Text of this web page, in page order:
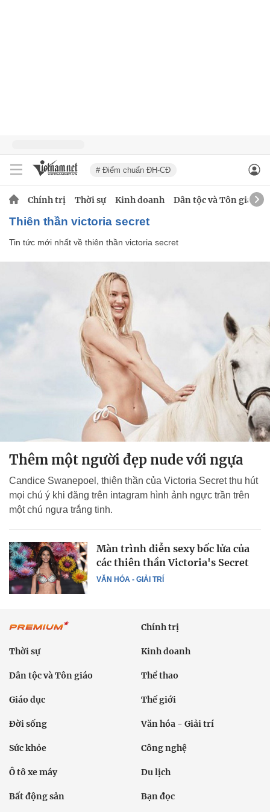
# Điểm chuẩn ĐH-CĐ
Chính trị Thời sự Kinh doanh Dân tộc và Tôn giáo
thiên thần victoria secret
Tin tức mới nhất về thiên thần victoria secret
Thêm một người đẹp nude với ngựa
Candice Swanepoel, thiên thần của Victoria Secret thu hút
mọi chú ý khi đăng trên intagram hình ảnh ngực trần trên
một chú ngựa trắng tinh.
VĂN HÓA - GIẢI TRÍ
Màn trình diễn sexy bốc lửa của
các thiên thần Victoria's Secret
Chính trị
Thời sự Kinh doanh
Dân tộc và Tôn giáo Thể thao
Giáo dục Thế giới
Đời sống Văn hóa - Giải trí
Sức khỏe Công nghệ
Ô tô xe máy Du lịch
Bất động sản Bạn đọc